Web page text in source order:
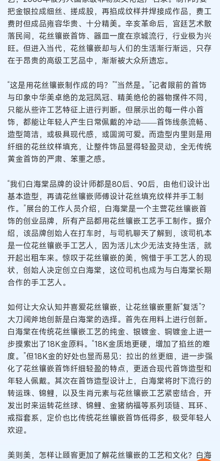
把金银拉成细丝、搓成股，再掐成纹样并焊接成作品，费工
费时但成品雍容华贵、十分精美。辛亥革命后，宫廷艺术散
落民间，花丝镶嵌首饰、器皿一度在京城流行，行业极为兴
旺。但进入当代，花丝镶嵌却与人们的生活渐行渐远，只存
在于昂贵的高级工艺品中，渐渐被大众所遗忘。
“这是用花丝镶嵌制作成的吗？”“当然是。”记者眼前的首饰
与印象中华美卓绝的龙冠凤冠、精美绝伦的器物摆件不同，
只能从些许工艺特征上进行判断。但展示出的每一件小首
饰，都能让年轻人产生日常佩戴的冲动——首饰线条流畅、
造型简洁，或极具现代感，或圆润可爱。而造型内里则是用
纤细的花丝纹样填充，让整件饰品显得轻盈灵动，全无传统
黄金首饰的严肃、笨重之感。
“我们白海棠品牌的设计师都是80后、90后，由他们设计出
基本造型，再请花丝镶嵌师傅设计花丝填充纹样并手工制
作。”展台的工作人员介绍，白海棠是一个主营花丝镶嵌首
饰的创业品牌，所有产品都用花丝镶嵌工艺手工制作。据介
绍，该品牌创始人在打车时，与司机聊天了解到，该司机本
是一位花丝镶嵌手工艺人，因为活儿太少无法支持生活，就
开起出租车来。惊叹于花丝镶嵌的美，惋惜于手工艺人的现
状，创始人决定创立白海棠，这位司机也成为与白海棠长期
合作的手工艺人。
如何让大众认知并喜爱花丝镶嵌，让花丝镶嵌重新“复活”？
大刀阔斧地创新是白海棠的选择。首先在用料上进行创新。
白海棠在传统花丝镶嵌工艺的纯金、银镀金、铜镀金上进一
步摸索出了18K金原料。“18K金质地更硬，增加了掐丝的难
度。”但18K金的好处也显而易见：拉出的丝更细，进一步强
化了花丝镶嵌首饰纤细轻盈的特点，更适合现代首饰造型和
年轻人佩戴。其次在首饰造型设计上，白海棠将时下流行的
转运珠、锦鲤，以及生肖元素与花丝镶嵌工艺紧密结合，开
发出时来运转花丝球、锦鲤、金猪纳福等系列项链、耳环、
戒指套系，定价也比传统花丝镶嵌首饰低得多，极受年轻人
欢迎。
美则美，怎样让顾客更加了解花丝镶嵌的工艺和文化？白海